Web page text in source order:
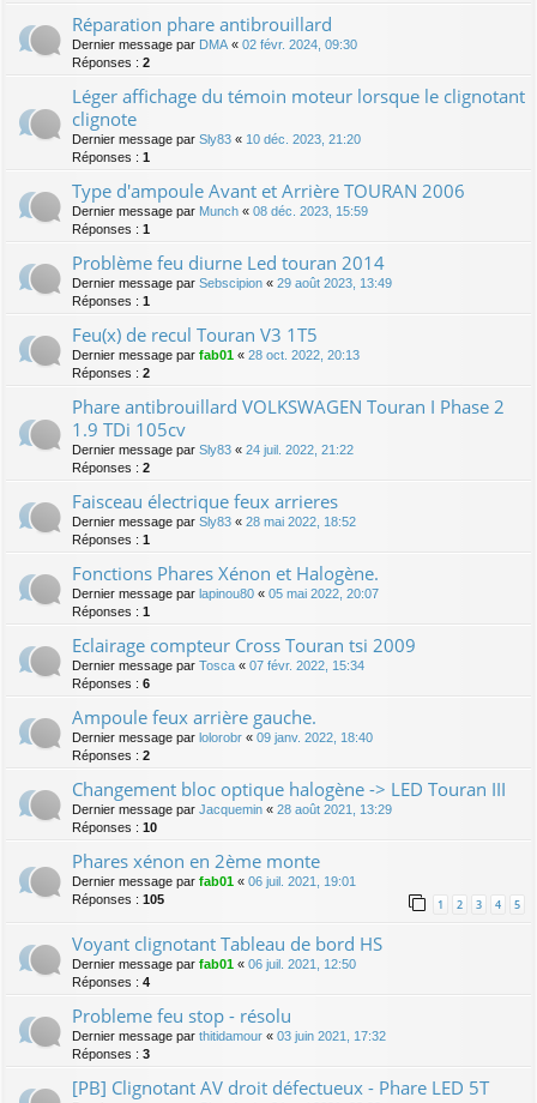
Réparation phare antibrouillard
Dernier message par DMA « 02 févr. 2024, 09:30
Réponses : 2
Léger affichage du témoin moteur lorsque le clignotant
clignote
Dernier message par Sly83 « 10 déc. 2023, 21:20
Réponses : 1
Type d'ampoule Avant et Arrière TOURAN 2006
Dernier message par Munch « 08 déc. 2023, 15:59
Réponses : 1
Problème feu diurne Led touran 2014
Dernier message par Sebscipion « 29 août 2023, 13:49
Réponses : 1
Feu(x) de recul Touran V3 1T5
Dernier message par fab01 « 28 oct. 2022, 20:13
Réponses : 2
Phare antibrouillard VOLKSWAGEN Touran I Phase 2
1.9 TDi 105cv
Dernier message par Sly83 « 24 juil. 2022, 21:22
Réponses : 2
Faisceau électrique feux arrieres
Dernier message par Sly83 « 28 mai 2022, 18:52
Réponses : 1
Fonctions Phares Xénon et Halogène.
Dernier message par lapinou80 « 05 mai 2022, 20:07
Réponses : 1
Eclairage compteur Cross Touran tsi 2009
Dernier message par Tosca « 07 févr. 2022, 15:34
Réponses : 6
Ampoule feux arrière gauche.
Dernier message par lolorobr « 09 janv. 2022, 18:40
Réponses : 2
Changement bloc optique halogène -> LED Touran III
Dernier message par Jacquemin « 28 août 2021, 13:29
Réponses : 10
Phares xénon en 2ème monte
Dernier message par fab01 « 06 juil. 2021, 19:01
Réponses : 105 1 2 3 4 5
Voyant clignotant Tableau de bord HS
Dernier message par fab01 « 06 juil. 2021, 12:50
Réponses : 4
Probleme feu stop - résolu
Dernier message par thitidamour « 03 juin 2021, 17:32
Réponses : 3
[PB] Clignotant AV droit défectueux - Phare LED 5T